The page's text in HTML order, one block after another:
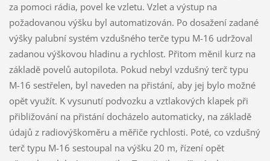
za pomoci rádia, povel ke vzletu. Vzlet a výstup na
požadovanou výšku byl automatizován. Po dosažení zadané
výšky palubní systém vzdušného terče typu M-16 udržoval
zadanou výškovou hladinu a rychlost. Přitom měnil kurz na
základě povelů autopilota. Pokud nebyl vzdušný terč typu
M-16 sestřelen, byl naveden na přistání, aby jej bylo možné
opět využít. K vysunutí podvozku a vztlakových klapek při
přibližování na přistání docházelo automaticky, na základě
údajů z radiovýškoměru a měřiče rychlosti. Poté, co vzdušný
terč typu M-16 sestoupal na výšku 20 m, řízení opět